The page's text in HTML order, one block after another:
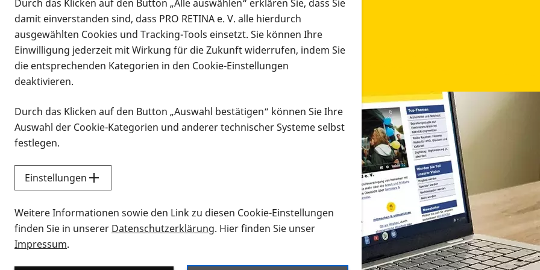
Infomaterial
Infomaterial
Vorlesen
Alle Infomaterialien in verschiedenen Formaten an
Sie möchten wissen, wie Sie nach Infonmaterial suchen und dieses bestellen bzw. herunterladen
Durch das Klicken auf den Button „Alle auswählen“ erklären Sie, dass Sie
damit einverstanden sind, dass PRO RETINA e. V. alle hierdurch
ausgewählten Cookies und Tracking-Tools einsetzt. Sie können Ihre
Einwilligung jederzeit mit Wirkung für die Zukunft widerrufen, indem Sie
die entsprechenden Kategorien in den Cookie-Einstellungen
deaktivieren.
Durch das Klicken auf den Button „Auswahl bestätigen“ können Sie Ihre
Auswahl der Cookie-Kategorien und anderer technischer Systeme selbst
festlegen.
Einstellungen
Weitere Informationen sowie den Link zu diesen Cookie-Einstellungen
finden Sie in unserer Datenschutzerklärung. Hier finden Sie unser
Impressum.